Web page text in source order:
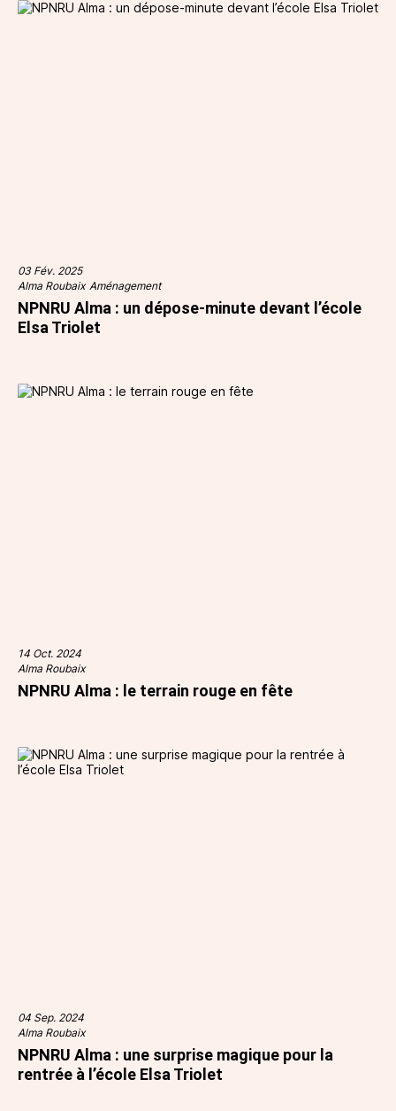
03 Fév. 2025
Alma Roubaix Aménagement
NPNRU Alma : un dépose-minute devant l’école
Elsa Triolet
14 Oct. 2024
Alma Roubaix
NPNRU Alma : le terrain rouge en fête
04 Sep. 2024
Alma Roubaix
NPNRU Alma : une surprise magique pour la
rentrée à l’école Elsa Triolet